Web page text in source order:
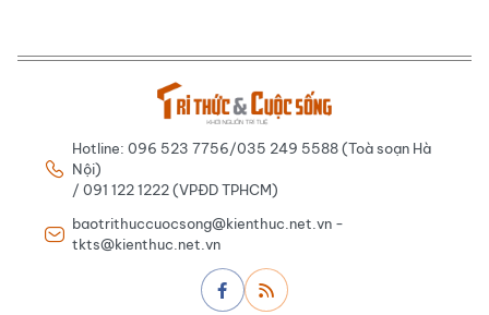
Hotline: 096 523 7756/035 249 5588 (Toà soạn Hà
Nội)
/ 091 122 1222 (VPĐD TPHCM)
baotrithuccuocsong@kienthuc.net.vn -
tkts@kienthuc.net.vn